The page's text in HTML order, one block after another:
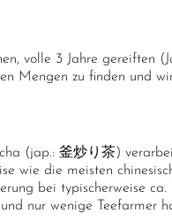
volle 3 Jahre gereiften
Mengen zu finden und
(jap.: 釜炒り茶)
wie die meisten
bei typischerweise ca.
nur wenige Teefarmer